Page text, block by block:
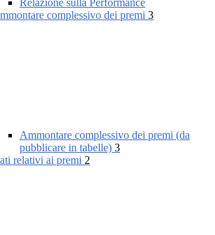
Relazione sulla Performance
complessivo dei premi 3
Ammontare complessivo dei premi (da
pubblicare in tabelle) 3
relativi ai premi 2